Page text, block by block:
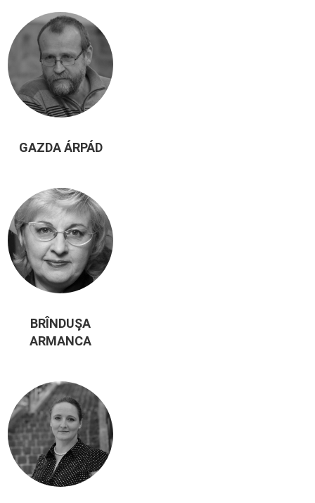
GAZDA ÁRPÁD
BRÎNDUŞA
ARMANCA